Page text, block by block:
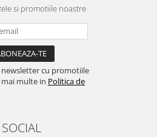
si promotiile noastre
newsletter cu promotiile
multe in Politica de
SOCIAL